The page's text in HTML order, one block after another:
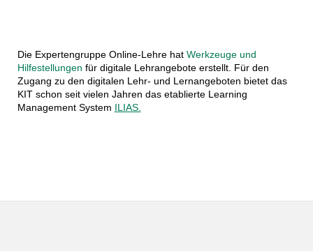
Die Expertengruppe Online-Lehre hat Werkzeuge und
Hilfestellungen für digitale Lehrangebote erstellt. Für den
Zugang zu den digitalen Lehr- und Lernangeboten bietet das
KIT schon seit vielen Jahren das etablierte Learning
Management System ILIAS.